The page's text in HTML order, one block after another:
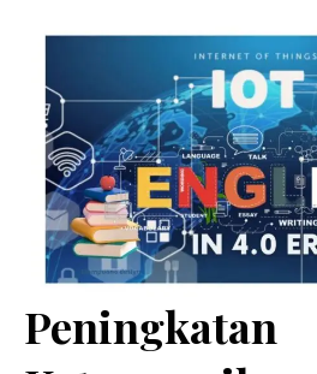
Peningkatan